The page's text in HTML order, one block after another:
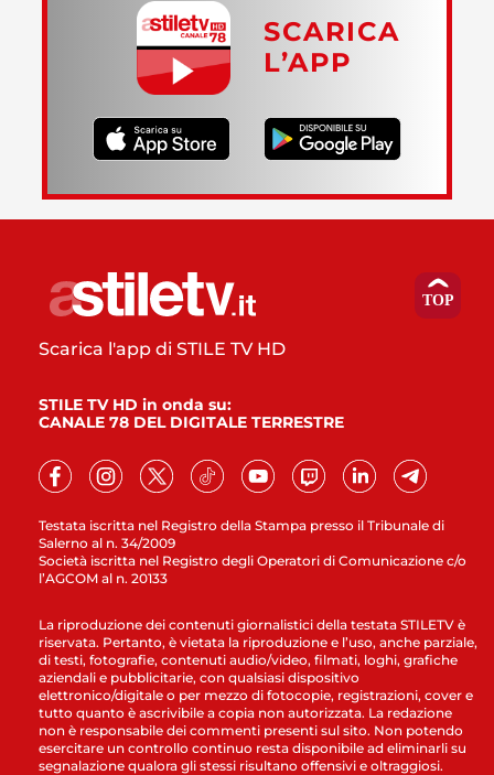
SCARICA
L’APP
Testata iscritta nel Registro della Stampa presso il Tribunale di
Salerno al n. 34/2009
Società iscritta nel Registro degli Operatori di Comunicazione c/o
l’AGCOM al n. 20133
Scarica l'app di STILE TV HD
STILE TV HD in onda su:
CANALE 78 DEL DIGITALE TERRESTRE
La riproduzione dei contenuti giornalistici della testata STILETV è
riservata. Pertanto, è vietata la riproduzione e l’uso, anche parziale,
di testi, fotografie, contenuti audio/video, filmati, loghi, grafiche
aziendali e pubblicitarie, con qualsiasi dispositivo
elettronico/digitale o per mezzo di fotocopie, registrazioni, cover e
tutto quanto è ascrivibile a copia non autorizzata. La redazione
non è responsabile dei commenti presenti sul sito. Non potendo
esercitare un controllo continuo resta disponibile ad eliminarli su
segnalazione qualora gli stessi risultano offensivi e oltraggiosi.